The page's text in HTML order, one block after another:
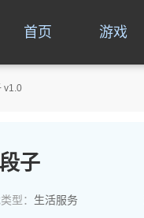
首页 游戏
v1.0
子
型： 生活服务